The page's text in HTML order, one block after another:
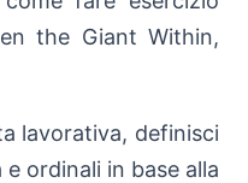
the Giant Within,
lavorativa, definisci
ordinali in base alla